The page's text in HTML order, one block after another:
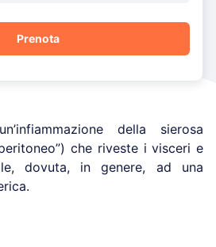
della sierosa
che riveste i visceri e
dovuta, in genere, ad una